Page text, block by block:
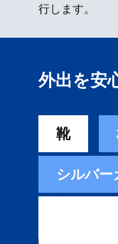
行します。
外出を安
靴
シルバー